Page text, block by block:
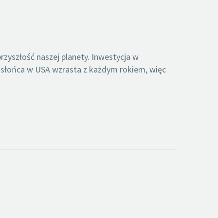
naszej planety. Inwestycja w
w USA wzrasta z każdym rokiem, więc